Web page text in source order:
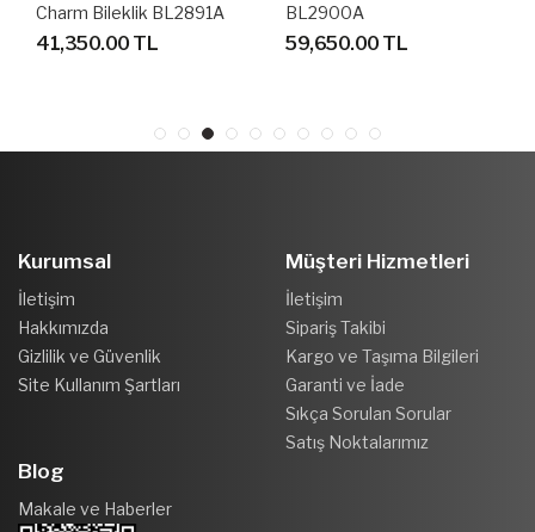
Charm Bileklik BL2891A
41,350.00 TL
BL2900A
59,650.00 TL
Kurumsal
İletişim
Hakkımızda
Gizlilik ve Güvenlik
Site Kullanım Şartları
Müşteri Hizmetleri
İletişim
Sipariş Takibi
Kargo ve Taşıma Bilgileri
Garanti ve İade
Sıkça Sorulan Sorular
Satış Noktalarımız
Blog
Makale ve Haberler